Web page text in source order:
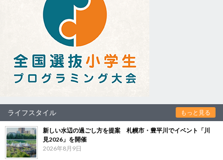
ライフスタイル もっと見る
新しい水辺の過ごし方を提案 札幌市・豊平川でイベント「川
見2026」を開催
2026年8月9日